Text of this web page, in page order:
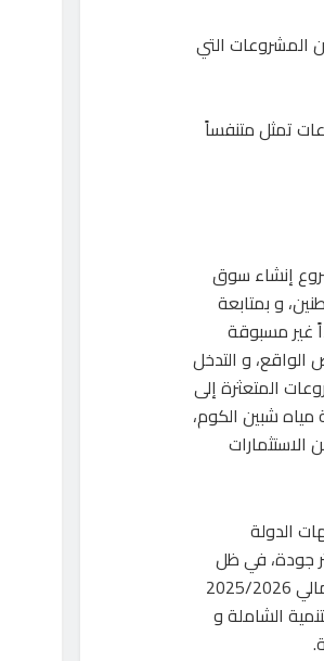
نحو 34 مليون جنيه لتنفيذ عدد من المشروعات التي
تمثل متنفساً
إنشاء سوق
و بمتابعة
، شهدت المحافظة خلال العام المالي 2025/2026 جهوداً غير مسبوقة
الواقع، و التدخل
المتعثرة إلى
شبين الكوم،
الدولة
جودة، في ظل
الجمهورية الجديدة التي تضع المواطن في مقدمة أولوياتها، و تعكس النتائج المحققة خلال العام المالي 2025/2026
الشاملة و